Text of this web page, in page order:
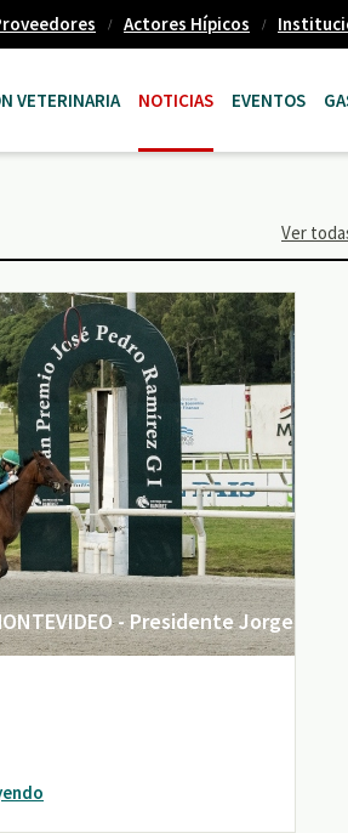
Actores Hípicos
VETERINARIA NOTICIAS EVENTOS
Ver
- Presidente Jorge